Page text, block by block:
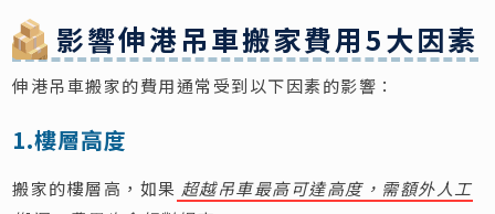
影響伸港吊車搬家費用5大因素
伸港吊車搬家的費用通常受到以下因素的影響：
1.樓層高度
搬家的樓層高，如果 超越吊車最高可達高度，需額外人工